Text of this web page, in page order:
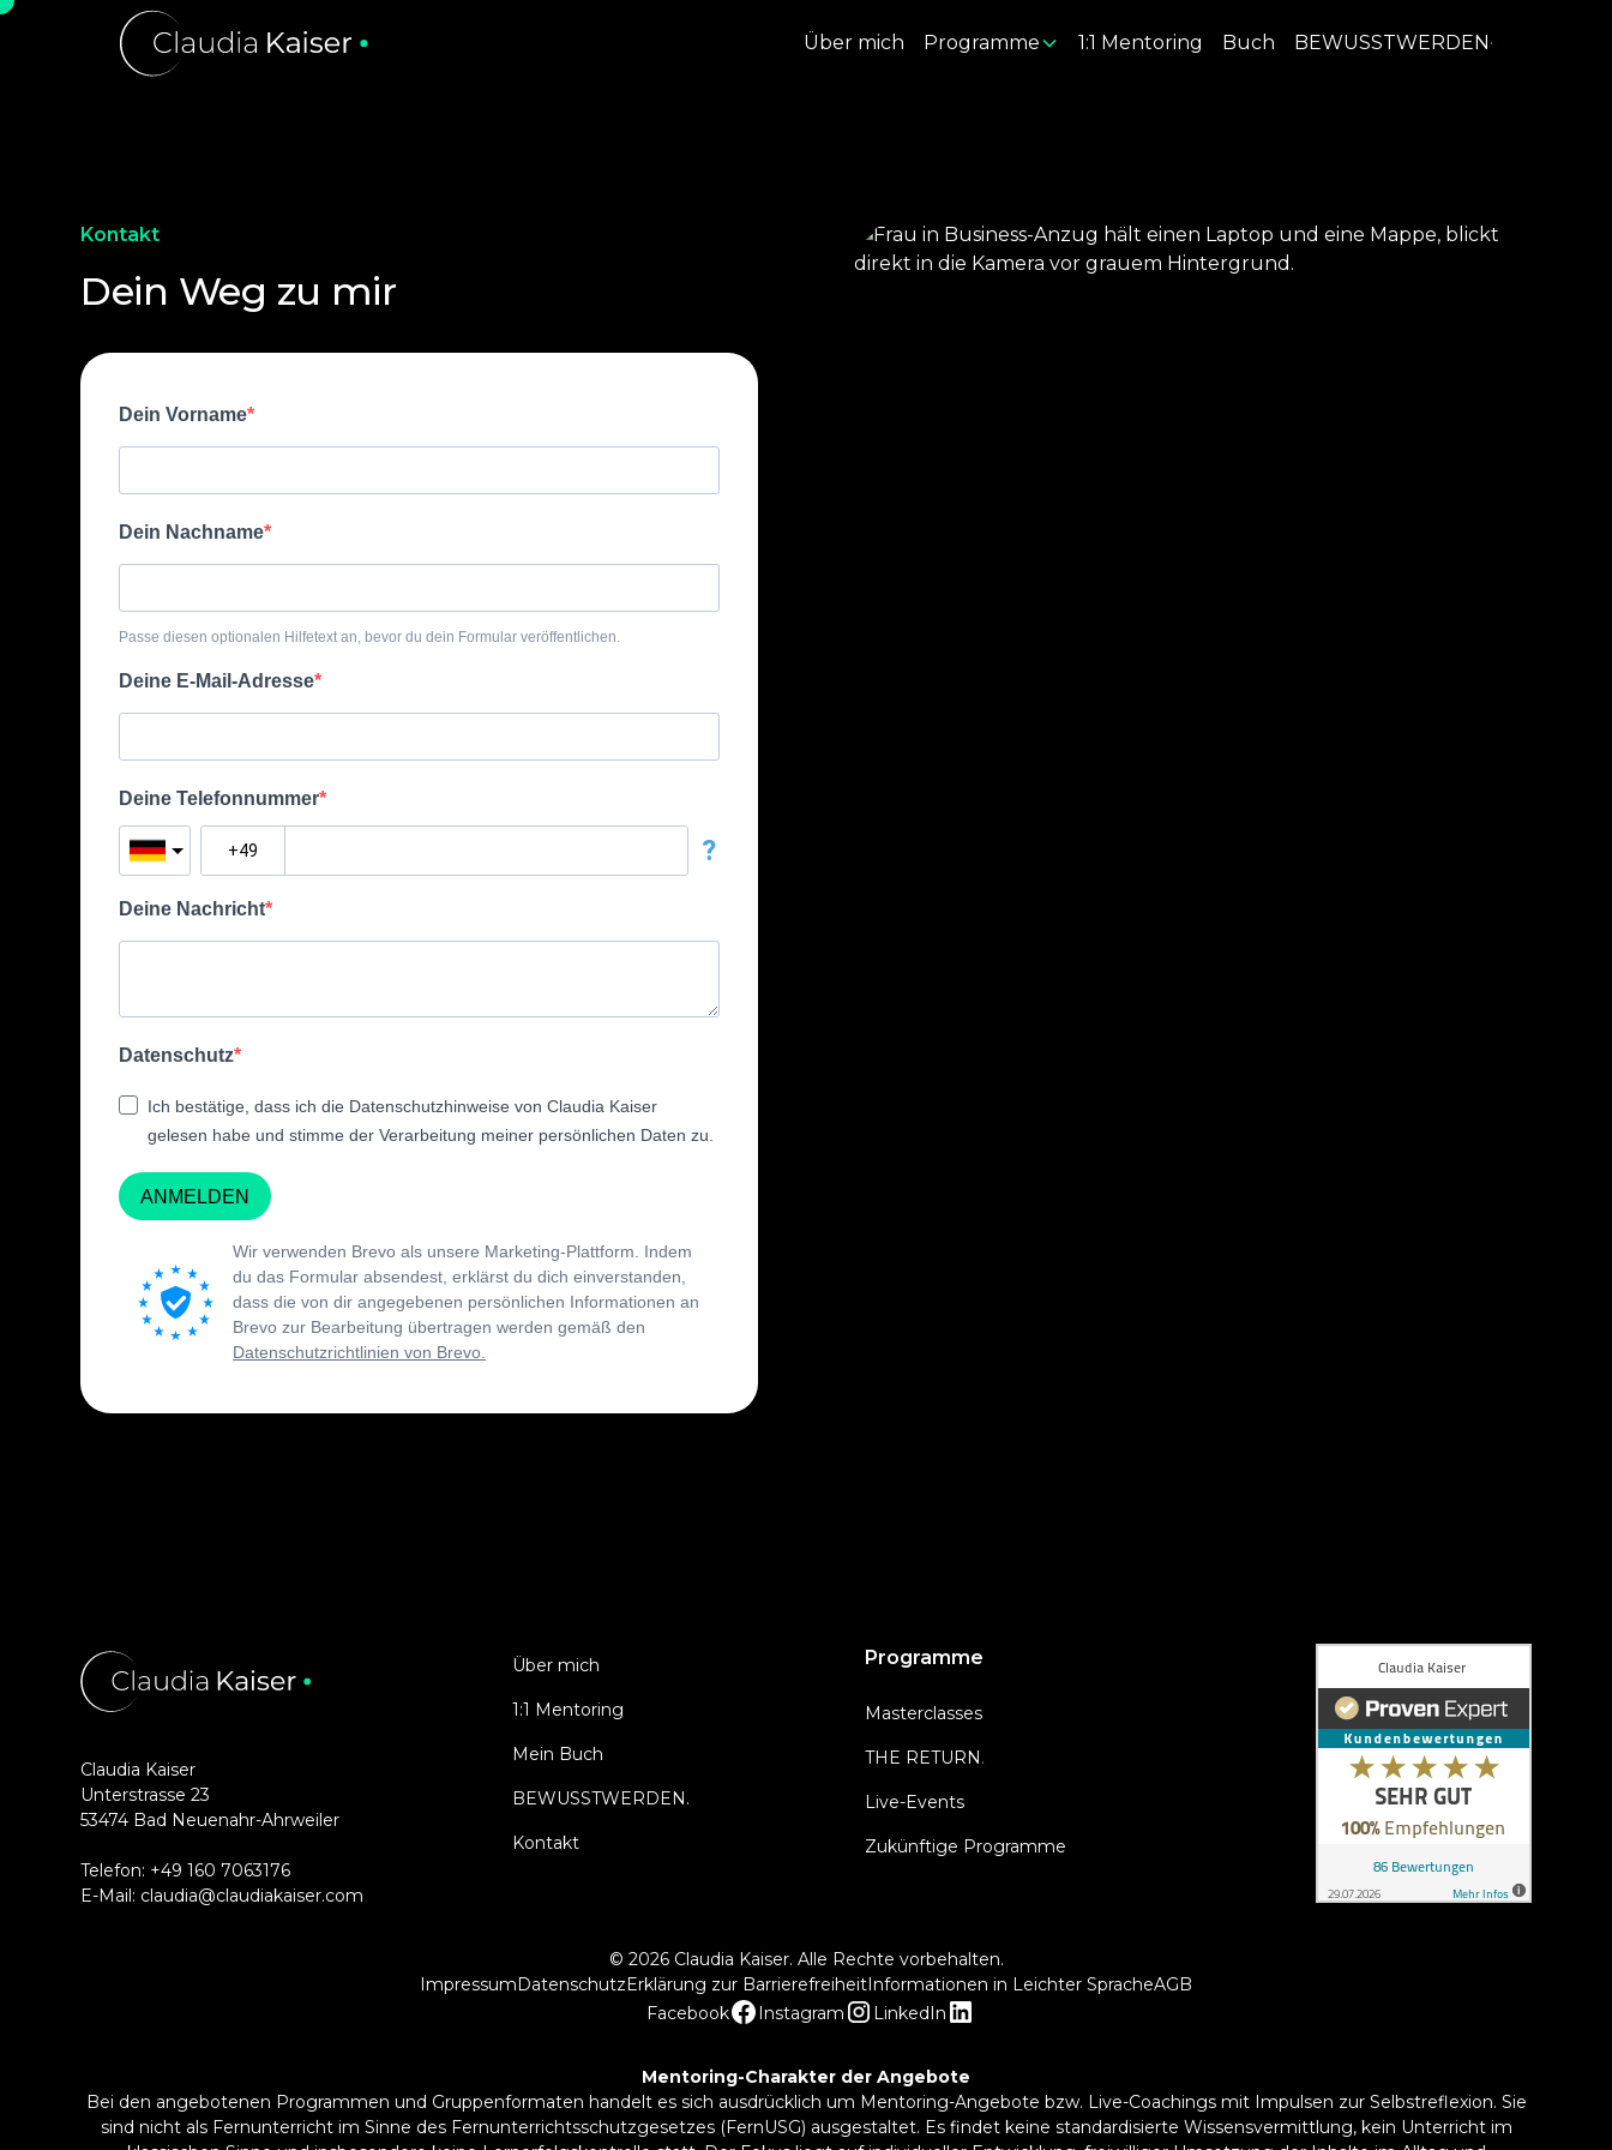
Über mich Programme 1:1 Mentoring Buch BEWUSSTWERDEN·
Kontakt
Dein Weg zu mir
Dein Vorname
Dein Nachname
Passe diesen optionalen Hilfetext an, bevor du dein Formular veröffentlichen.
Deine E-Mail-Adresse
Deine Telefonnummer
?
Deine Nachricht
Datenschutz
Ich bestätige, dass ich die Datenschutzhinweise von Claudia Kaiser
gelesen habe und stimme der Verarbeitung meiner persönlichen Daten zu.
ANMELDEN
Wir verwenden Brevo als unsere Marketing-Plattform. Indem
du das Formular absendest, erklärst du dich einverstanden,
dass die von dir angegebenen persönlichen Informationen an
Brevo zur Bearbeitung übertragen werden gemäß den
Datenschutzrichtlinien von Brevo.
Claudia Kaiser
Unterstrasse 23
53474 Bad Neuenahr-Ahrweiler
Telefon: +49 160 7063176
E-Mail: claudia@claudiakaiser.com
Über mich
1:1 Mentoring
Mein Buch
BEWUSSTWERDEN.
Kontakt
Programme
Masterclasses
THE RETURN.
Live-Events
Zukünftige Programme
© 2026 Claudia Kaiser. Alle Rechte vorbehalten.
ImpressumDatenschutzErklärung zur BarrierefreiheitInformationen in Leichter SpracheAGB
Facebook
Instagram LinkedIn
Mentoring-Charakter der Angebote
Bei den angebotenen Programmen und Gruppenformaten handelt es sich ausdrücklich um Mentoring-Angebote bzw. Live-Coachings mit Impulsen zur Selbstreflexion. Sie
sind nicht als Fernunterricht im Sinne des Fernunterrichtsschutzgesetzes (FernUSG) ausgestaltet. Es findet keine standardisierte Wissensvermittlung, kein Unterricht im